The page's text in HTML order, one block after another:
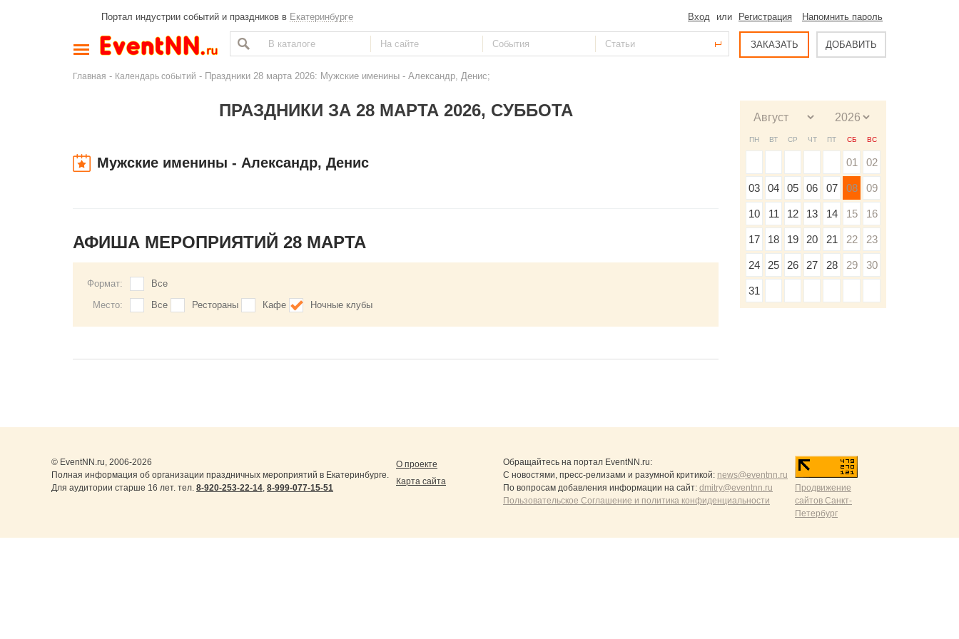
Портал индустрии событий и праздников в Екатеринбурге Вход или Регистрация Напомнить пароль
ЗАКАЗАТЬ ДОБАВИТЬ
Главная - Календарь событий - Праздники 28 марта 2026: Мужские именины - Александр, Денис;
ПРАЗДНИКИ ЗА 28 МАРТА 2026, СУББОТА
Мужские именины - Александр, Денис
АФИША МЕРОПРИЯТИЙ 28 МАРТА
Формат:
Все
Место:
Все Рестораны Кафе Ночные клубы
ПН ВТ СР ЧТ ПТ СБ ВС
01 02
03 04 05 06 07 08 09
10 11 12 13 14 15 16
17 18 19 20 21 22 23
24 25 26 27 28 29 30
31
© EventNN.ru, 2006-2026
Полная информация об организации праздничных мероприятий в Екатеринбурге.
Для аудитории старше 16 лет. тел. 8-920-253-22-14, 8-999-077-15-51
О проекте
Карта сайта
Обращайтесь на портал EventNN.ru:
С новостями, пресс-релизами и разумной критикой: news@eventnn.ru
По вопросам добавления информации на сайт: dmitry@eventnn.ru
Пользовательское Соглашение и политика конфиденциальности
Продвижение
сайтов Санкт-
Петербург